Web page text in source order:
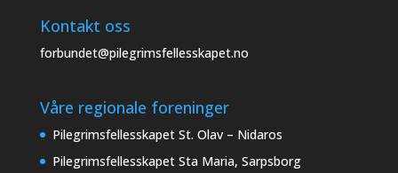
Kontakt oss
forbundet@pilegrimsfellesskapet.no
Våre regionale foreninger
Pilegrimsfellesskapet St. Olav – Nidaros
Pilegrimsfellesskapet Sta Maria, Sarpsborg